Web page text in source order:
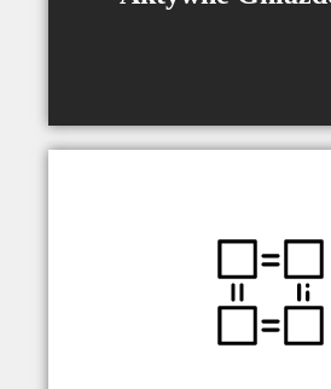
Możliwość połączenia